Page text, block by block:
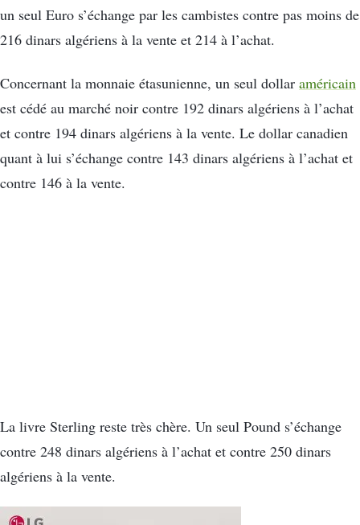
un seul Euro s’échange par les cambistes contre pas moins de
216 dinars algériens à la vente et 214 à l’achat.
Concernant la monnaie étasunienne, un seul dollar américain
est cédé au marché noir contre 192 dinars algériens à l’achat
et contre 194 dinars algériens à la vente. Le dollar canadien
quant à lui s’échange contre 143 dinars algériens à l’achat et
contre 146 à la vente.
La livre Sterling reste très chère. Un seul Pound s’échange
contre 248 dinars algériens à l’achat et contre 250 dinars
algériens à la vente.